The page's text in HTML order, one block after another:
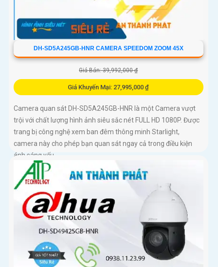
DH-SD5A245GB-HNR CAMERA SPEEDOM ZOOM 45X
Giá Bán: 39,992,000 ₫
Giá Khuyến Mại: 27,995,000 ₫
Camera quan sát DH-SD5A245GB-HNR là một Camera vượt
trội với chất lượng hình ảnh siêu sắc nét FULL HD 1080P. Được
trang bị công nghệ xem ban đêm thông minh Starlight,
camera này cho phép bạn quan sát ngay cả trong điều kiện
ánh sáng yếu